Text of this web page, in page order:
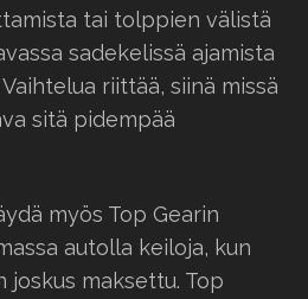
tai tolppien välistä
sadekelissä ajamista
riittää, siinä missä
sitä pidempää
myös Top Gearin
autolla keiloja, kun
joskus maksettu. Top